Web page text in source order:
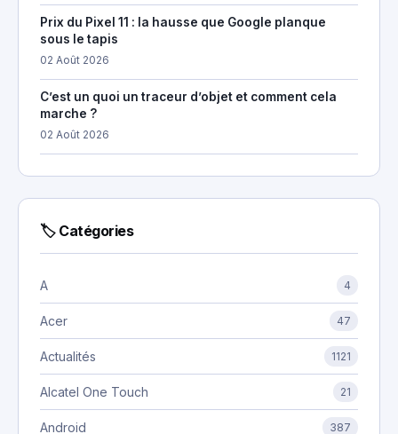
Prix du Pixel 11 : la hausse que Google planque
sous le tapis
02 Août 2026
C’est un quoi un traceur d’objet et comment cela
marche ?
02 Août 2026
🏷 Catégories
A 4
Acer 47
Actualités 1121
Alcatel One Touch 21
Android 387